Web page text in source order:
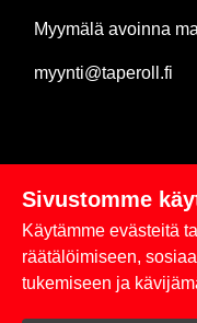
Myymälä avoinna
myynti@taperoll.fi
Linkit
Sivustomme
Käytämme evästeitä
räätälöimiseen,
tukemiseen ja